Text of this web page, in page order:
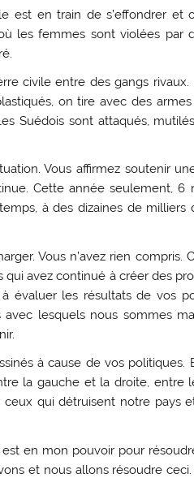
est en train de s’effondrer
les femmes sont violées par
civile entre des gangs
on tire avec des
Suédois sont attaqués,
Vous affirmez soutenir
Cette année seulement, 6
à des dizaines de milliers
Vous n’avez rien compris.
avez continué à créer des
évaluer les résultats de vos
lesquels nous sommes
à cause de vos politiques.
la gauche et la droite, entre
qui détruisent notre
en mon pouvoir pour
et nous allons résoudre